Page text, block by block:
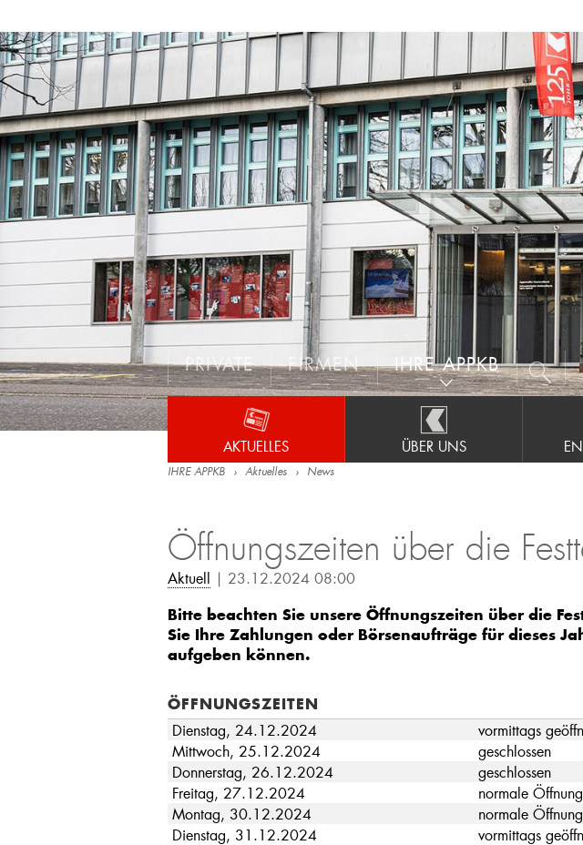
PRIVATE FIRMEN IHRE APPKB
AKTUELLES ÜBER UNS
IHRE APPKB Aktuelles News
Öffnungszeiten über die
Aktuell | 23.12.2024 08:00
Bitte beachten Sie unsere Öffnungszeiten über die
Sie Ihre Zahlungen oder Börsenaufträge für dieses
aufgeben können.
ÖFFNUNGSZEITEN
Dienstag, 24.12.2024
vormittags
Mittwoch, 25.12.2024
geschlossen
Donnerstag, 26.12.2024
geschlossen
Freitag, 27.12.2024
normale
Montag, 30.12.2024
normale
Dienstag, 31.12.2024
vormittags